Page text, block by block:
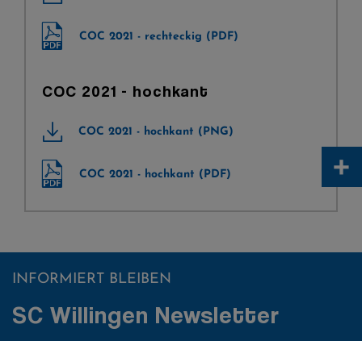
COC 2021 - rechteckig (PDF)
COC 2021 - hochkant
COC 2021 - hochkant (PNG)
COC 2021 - hochkant (PDF)
INFORMIERT BLEIBEN
SC Willingen Newsletter
+